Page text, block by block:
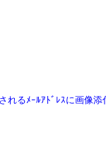
るﾒｰﾙｱﾄﾞﾚｽに画像